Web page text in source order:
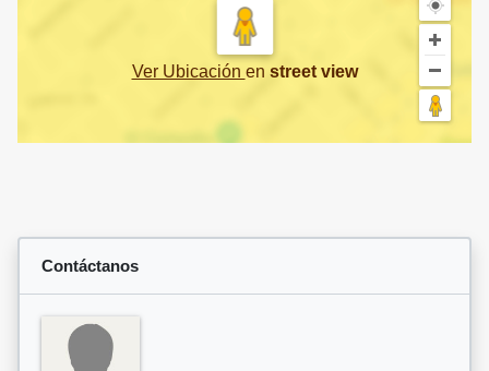
Ver Ubicación en street view
Contáctanos